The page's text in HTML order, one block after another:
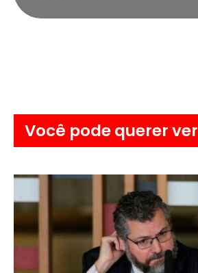
Você pode querer ver